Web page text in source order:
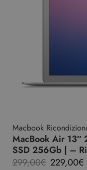
Macbook
MacBook Air 13″
SSD 256Gb | –
299,00€ 229,00€